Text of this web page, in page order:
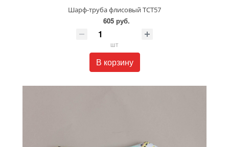
Шарф-труба флисовый ТСТ57
605 руб.
шт
В корзину